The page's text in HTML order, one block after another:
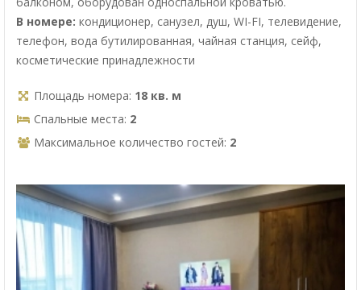
В номере: кондиционер, санузел, душ, WI-FI, телевидение,
телефон, вода бутилированная, чайная станция, сейф,
косметические принадлежности
Площадь номера: 18 кв. м
Спальные места: 2
Максимальное количество гостей: 2